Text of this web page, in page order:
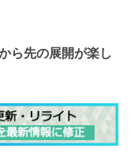
ら先の展開が楽し